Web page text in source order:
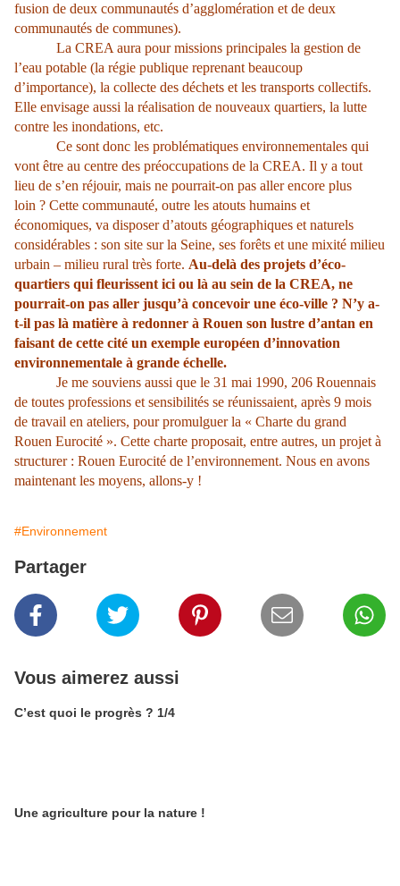
fusion de deux communautés d’agglomération et de deux
communautés de communes).
La CREA aura pour missions principales la gestion de
l’eau potable (la régie publique reprenant beaucoup
d’importance), la collecte des déchets et les transports collectifs.
Elle envisage aussi la réalisation de nouveaux quartiers, la lutte
contre les inondations, etc.
Ce sont donc les problématiques environnementales qui
vont être au centre des préoccupations de la CREA. Il y a tout
lieu de s’en réjouir, mais ne pourrait-on pas aller encore plus
loin ? Cette communauté, outre les atouts humains et
économiques, va disposer d’atouts géographiques et naturels
considérables : son site sur la Seine, ses forêts et une mixité milieu
urbain – milieu rural très forte. Au-delà des projets d’éco-
quartiers qui fleurissent ici ou là au sein de la CREA, ne
pourrait-on pas aller jusqu’à concevoir une éco-ville ? N’y a-
t-il pas là matière à redonner à Rouen son lustre d’antan en
faisant de cette cité un exemple européen d’innovation
environnementale à grande échelle.
Je me souviens aussi que le 31 mai 1990, 206 Rouennais
de toutes professions et sensibilités se réunissaient, après 9 mois
de travail en ateliers, pour promulguer la « Charte du grand
Rouen Eurocité ». Cette charte proposait, entre autres, un projet à
structurer : Rouen Eurocité de l’environnement. Nous en avons
maintenant les moyens, allons-y !
#Environnement
Partager
Vous aimerez aussi
C’est quoi le progrès ? 1/4
Une agriculture pour la nature !